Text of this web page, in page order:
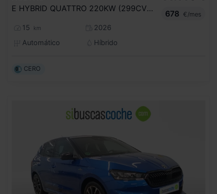
E HYBRID QUATTRO 220KW (299CV) ADVANCED
15 km
2026
Automático
Híbrido
678
€/mes
CERO